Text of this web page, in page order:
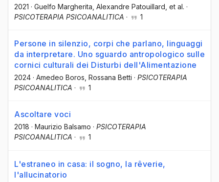
2021 · Guelfo Margherita , Alexandre Patouillard , et al. ·
PSICOTERAPIA PSICOANALITICA · 1
Persone in silenzio, corpi che parlano, linguaggi
da interpretare. Uno sguardo antropologico sulle
cornici culturali dei Disturbi dell'Alimentazione
2024 · Amedeo Boros , Rossana Betti · PSICOTERAPIA
PSICOANALITICA · 1
Ascoltare voci
2018 · Maurizio Balsamo · PSICOTERAPIA
PSICOANALITICA · 1
L'estraneo in casa: il sogno, la rêverie,
l'allucinatorio